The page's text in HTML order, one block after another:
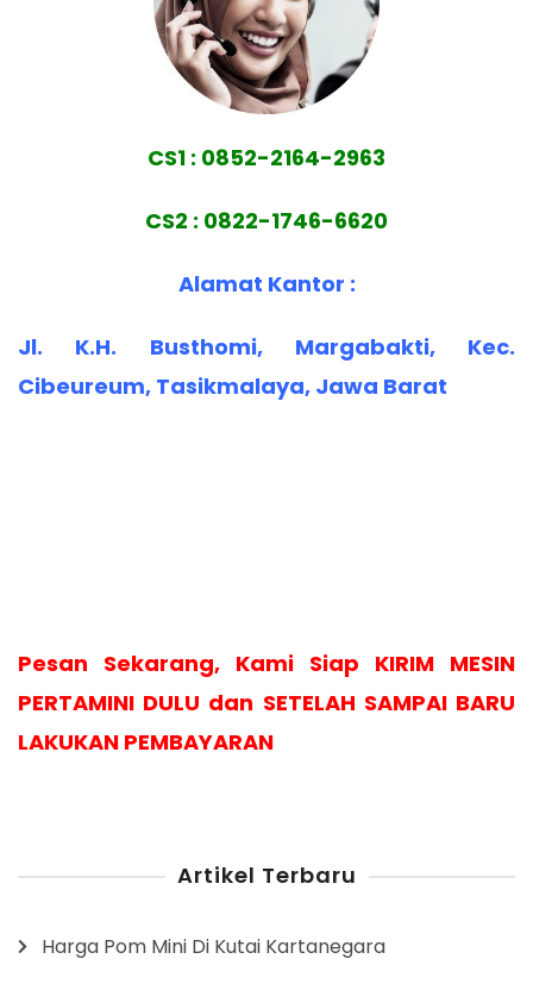
CS1 : 0852-2164-2963
CS2 : 0822-1746-6620
Alamat Kantor :
Jl. K.H. Busthomi, Margabakti, Kec.
Cibeureum, Tasikmalaya, Jawa Barat
Pesan Sekarang, Kami Siap KIRIM MESIN
PERTAMINI DULU dan SETELAH SAMPAI BARU
LAKUKAN PEMBAYARAN
Artikel Terbaru
Harga Pom Mini Di Kutai Kartanegara